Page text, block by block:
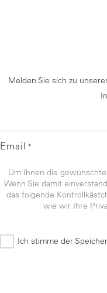
Melden Sie sich zu
Email *
Um Ihnen die
Wenn Sie damit
das folgende
wie wir Ihre
Ich stimme der